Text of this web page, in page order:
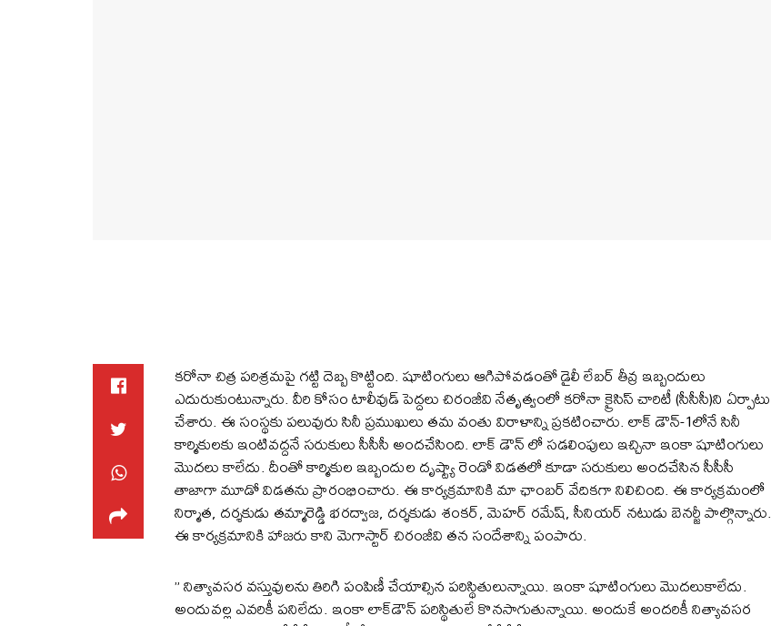
కరోనా చిత్ర పరిశ్రమపై గట్టి దెబ్బ కొట్టింది. షూటింగులు ఆగిపోవడంతో డైలీ లేబర్ తీవ్ర ఇబ్బందులు
ఎదురుకుంటున్నారు. వీరి కోసం టాలీవుడ్ పెద్దలు చిరంజీవి నేతృత్వంలో కరోనా క్రైసిస్ చారిటీ (సీసీసీ)ని ఏర్పాటు
చేశారు. ఈ సంస్థకు పలువురు సినీ ప్రముఖులు తమ వంతు విరాళాన్ని ప్రకటించారు. లాక్ డౌన్-1లోనే సినీ
కార్మికులకు ఇంటివద్దనే సరుకులు సీసీసీ అందచేసింది. లాక్ డౌన్ లో సడలింపులు ఇచ్చినా ఇంకా షూటింగులు
మొదలు కాలేదు. దీంతో కార్మికుల ఇబ్బందుల దృష్ట్యా రెండో విడతలో కూడా సరుకులు అందచేసిన సీసీసీ
తాజాగా మూడో విడతను ప్రారంభించారు. ఈ కార్యక్రమానికి మా ఛాంబర్ వేదికగా నిలిచింది. ఈ కార్యక్రమంలో
నిర్మాత, దర్శకుడు తమ్మారెడ్డి భరద్వాజ, దర్శకుడు శంకర్, మెహర్ రమేష్, సీనియర్ నటుడు బెనర్జీ పాల్గొన్నారు.
ఈ కార్యక్రమానికి హాజరు కాని మెగాస్టార్ చిరంజీవి తన సందేశాన్ని పంపారు.
” నిత్యావ‌స‌ర వ‌స్తువుల‌ను తిరిగి పంపిణీ చేయాల్సిన ప‌రిస్థితులున్నాయి. ఇంకా షూటింగులు మొద‌లుకాలేదు.
అందువ‌ల్ల ఎవ‌రికీ ప‌నిలేదు. ఇంకా లాక్‌డౌన్ ప‌రిస్థితులే కొన‌సాగుతున్నాయి. అందుకే అంద‌రికీ నిత్యావ‌స‌ర